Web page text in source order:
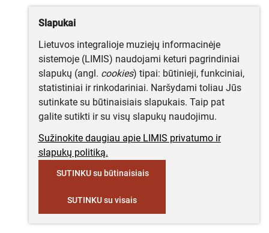
Slapukai
Lietuvos integralioje muziejų informacinėje
sistemoje (LIMIS) naudojami keturi pagrindiniai
slapukų (angl. cookies) tipai: būtinieji, funkciniai,
statistiniai ir rinkodariniai. Naršydami toliau Jūs
sutinkate su būtinaisiais slapukais. Taip pat
galite sutikti ir su visų slapukų naudojimu.
Sužinokite daugiau apie LIMIS privatumo ir
slapukų politiką.
SUTINKU su būtinaisiais
SUTINKU su visais